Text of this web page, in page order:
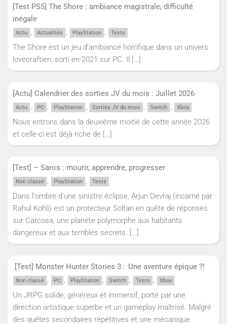
[Test PS5] The Shore : ambiance magistrale, difficulté
inégale
Actu , Actualités , PlayStation , Tests
The Shore est un jeu d’ambiance horrifique dans un univers
lovecraftien, sorti en 2021 sur PC. Il
[…]
[Actu] Calendrier des sorties JV du mois : Juillet 2026
Actu , PC , PlayStation , Sorties JV du mois , Switch , Xbox
Nous entrons dans la deuxième moitié de cette année 2026
et celle-ci est déjà riche de […]
[Test] – Saros : mourir, apprendre, progresser
Non classé , PlayStation , Tests
Dans l'ombre d'une sinistre éclipse, Arjun Devraj (incarné par
Rahul Kohli) est un protecteur Soltari en quête de réponses
sur Carcosa, une planète polymorphe aux habitants
dangereux et aux terribles secrets. […]
[Test] Monster Hunter Stories 3 : Une aventure épique ?!
Non classé , PC , PlayStation , Switch , Tests , Xbox
Un JRPG solide, généreux et immersif, porté par une
direction artistique superbe et un gameplay maîtrisé. Malgré
des quêtes secondaires répétitives et une mécanique